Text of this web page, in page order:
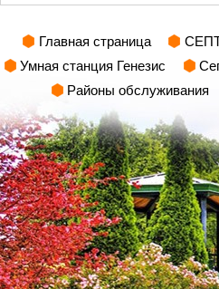
Главная страница
Умная станция Генезис
Районы обслуживания